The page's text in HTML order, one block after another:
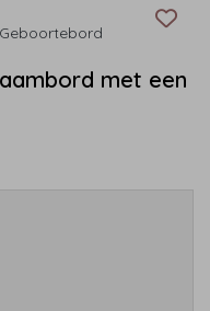
Geboortebord
met een